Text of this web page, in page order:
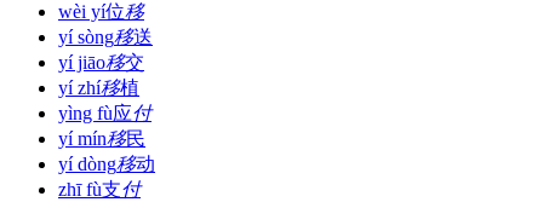
wèi yí位移
yí sòng移送
yí jiāo移交
yí zhí移植
yìng fù应付
yí mín移民
yí dòng移动
zhī fù支付